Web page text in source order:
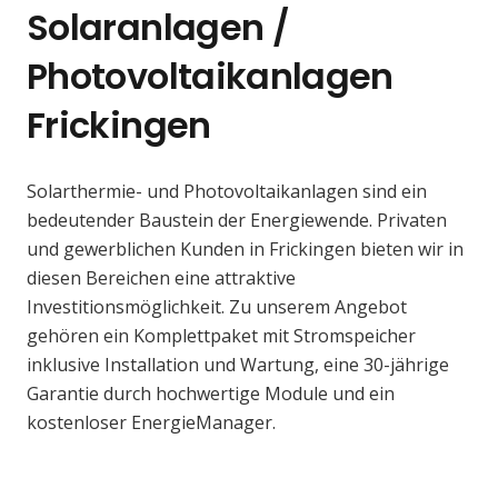
Solaranlagen /
Photovoltaikanlagen
Frickingen
Solarthermie- und Photovoltaikanlagen sind ein
bedeutender Baustein der Energiewende. Privaten
und gewerblichen Kunden in Frickingen bieten wir in
diesen Bereichen eine attraktive
Investitionsmöglichkeit. Zu unserem Angebot
gehören ein Komplettpaket mit Stromspeicher
inklusive Installation und Wartung, eine 30-jährige
Garantie durch hochwertige Module und ein
kostenloser EnergieManager.